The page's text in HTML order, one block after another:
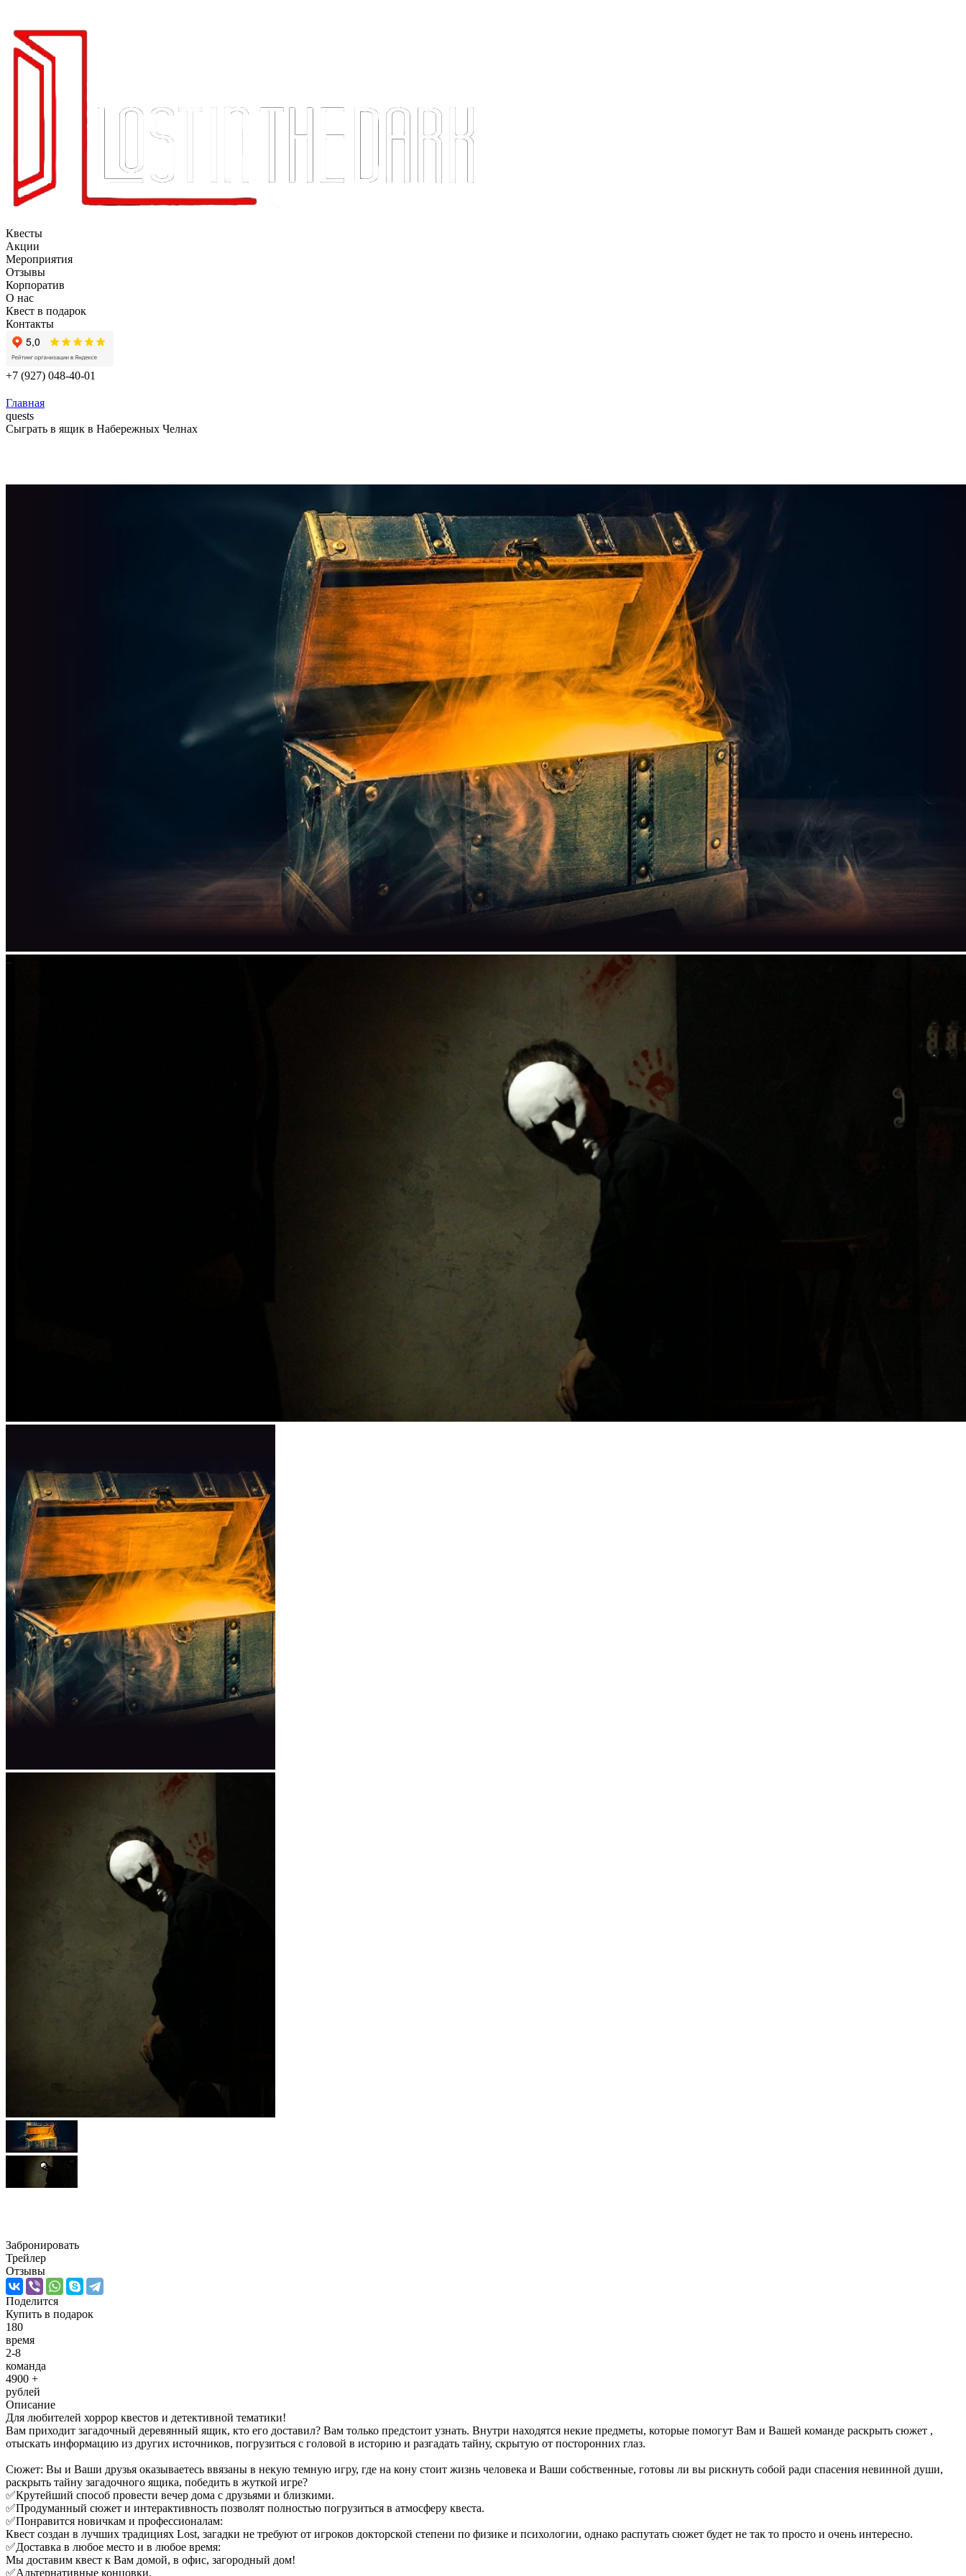
Квесты
Акции
Мероприятия
Отзывы
Корпоратив
О нас
Квест в подарок
Контакты
+7 (927) 048-40-01
Главная
quests
Сыграть в ящик в Набережных Челнах
Забронировать
Трейлер
Отзывы
Поделится
Купить в подарок
180
время
2-8
команда
4900 +
рублей
Описание
Для любителей хоррор квестов и детективной тематики!
Вам приходит загадочный деревянный ящик, кто его доставил? Вам только предстоит узнать. Внутри находятся некие предметы, которые помогут Вам и Вашей команде раскрыть сюжет ,
отыскать информацию из других источников, погрузиться с головой в историю и разгадать тайну, скрытую от посторонних глаз.
Сюжет: Вы и Ваши друзья оказываетесь ввязаны в некую темную игру, где на кону стоит жизнь человека и Ваши собственные, готовы ли вы рискнуть собой ради спасения невинной души,
раскрыть тайну загадочного ящика, победить в жуткой игре?
✅Крутейший способ провести вечер дома с друзьями и близкими.
✅Продуманный сюжет и интерактивность позволят полностью погрузиться в атмосферу квеста.
✅Понравится новичкам и профессионалам:
Квест создан в лучших традициях Lost, загадки не требуют от игроков докторской степени по физике и психологии, однако распутать сюжет будет не так то просто и очень интересно.
✅Доставка в любое место и в любое время:
Мы доставим квест к Вам домой, в офис, загородный дом!
✅Альтернативные концовки.